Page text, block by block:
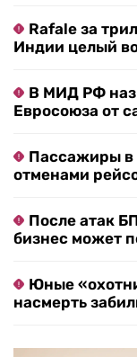
Rafale за
Индии целый
В МИД РФ
Евросоюза от
Пассажиры в
отменами
После атак
бизнес может
Юные
насмерть